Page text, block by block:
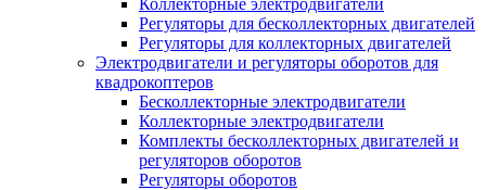
Коллекторные электродвигатели
Регуляторы для бесколлекторных двигателей
Регуляторы для коллекторных двигателей
Электродвигатели и регуляторы оборотов для
квадрокоптеров
Бесколлекторные электродвигатели
Коллекторные электродвигатели
Комплекты бесколлекторных двигателей и
регуляторов оборотов
Регуляторы оборотов